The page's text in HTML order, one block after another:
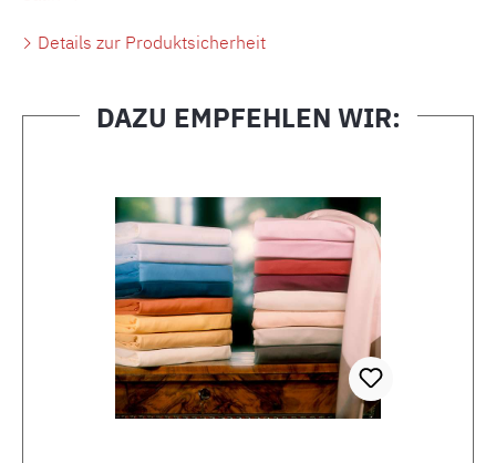
Details zur Produktsicherheit
DAZU EMPFEHLEN WIR: